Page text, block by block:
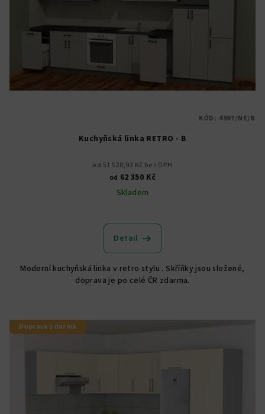
Kuchyňská linka RETRO - B
od 51 528,93 Kč bez DPH
od 62 350 Kč
Skladem
Detail
Moderní kuchyňská linka v retro stylu . Skříňky jsou složené,
doprava je po celé ČR zdarma.
KÓD: 4997/NE/B
Doprava zdarma